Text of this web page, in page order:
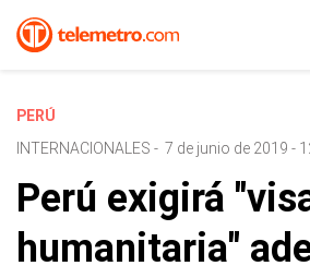
PERÚ
INTERNACIONALES - 7 de junio de 2019 -
Perú exigirá
humanitaria"